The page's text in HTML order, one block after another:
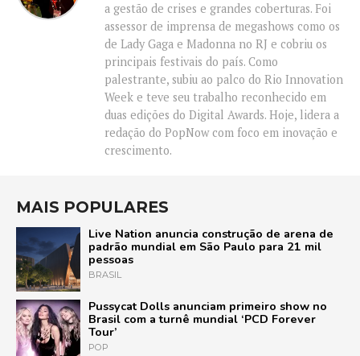
a gestão de crises e grandes coberturas. Foi
assessor de imprensa de megashows como os
de Lady Gaga e Madonna no RJ e cobriu os
principais festivais do país. Como
palestrante, subiu ao palco do Rio Innovation
Week e teve seu trabalho reconhecido em
duas edições do Digital Awards. Hoje, lidera a
redação do PopNow com foco em inovação e
crescimento.
MAIS POPULARES
Live Nation anuncia construção de arena de
padrão mundial em São Paulo para 21 mil
pessoas
BRASIL
Pussycat Dolls anunciam primeiro show no
Brasil com a turnê mundial ‘PCD Forever
Tour’
POP